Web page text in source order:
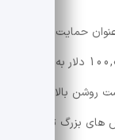
سطح 93,104 دلار به عنوان حمایت کوتاه
مدت عمل می کند و محدوده 98,000 تا 100,000 دلار به
بالای
های بزرگ تر